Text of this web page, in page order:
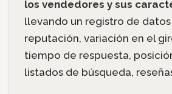
los vendedores y sus
llevando un registro de
reputación, variación en el
tiempo de respuesta,
listados de búsqueda,